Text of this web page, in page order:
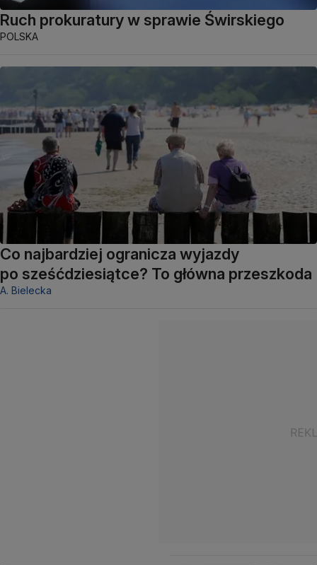
Ruch prokuratury w sprawie Świrskiego
POLSKA
Co najbardziej ogranicza wyjazdy
po sześćdziesiątce? To główna przeszkoda
A. Bielecka